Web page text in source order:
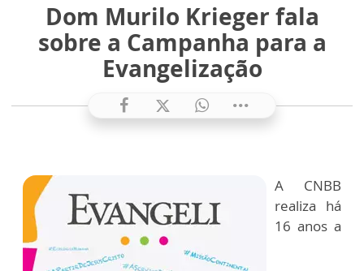
Dom Murilo Krieger fala
sobre a Campanha para a
Evangelização
A CNBB
realiza há
16 anos a